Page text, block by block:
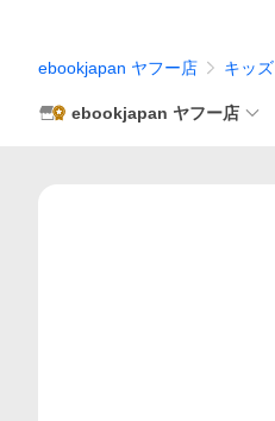
ebookjapan ヤフー店 キッズ
ebookjapan ヤフー店